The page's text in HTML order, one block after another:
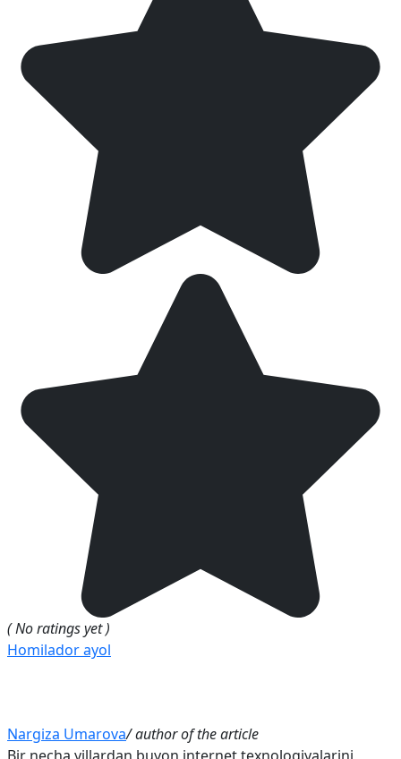
( No ratings yet )
Homilador ayol
Nargiza Umarova/ author of the article